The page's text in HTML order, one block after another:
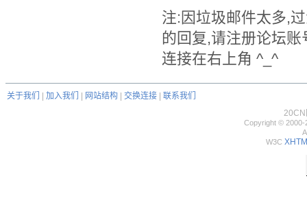
注:因垃圾邮件太多,
的回复,请注册论坛
连接在右上角 ^_^
关于我们 加入我们 网站结构 交换连接
联系我们
20CN
Copyright © 2000-
W3C